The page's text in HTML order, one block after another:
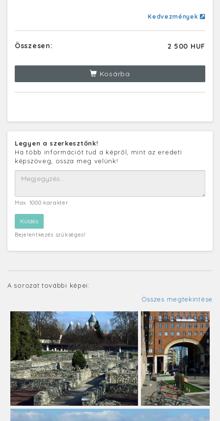
Kedvezmények
Összesen: 2 500 HUF
Kosárba
Legyen a szerkesztőnk!
Ha több információt tud a képről, mint az eredeti
képszöveg, ossza meg velünk!
Max. 1000 karakter
Bejelentkezés szükséges!
A sorozat további képei:
Összes megtekintése